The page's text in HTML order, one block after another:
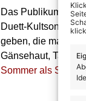
Das Publikum
Duett-Kultsong
geben, die man so
Gänsehaut,
Sommer als